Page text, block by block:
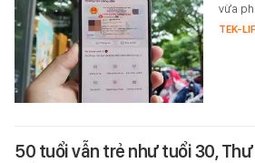
vừa
TEK-
50 tuổi vẫn trẻ như tuổi 30,